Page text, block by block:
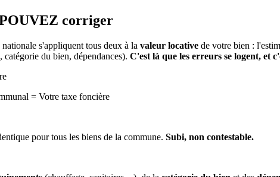
corriger
s'appliquent tous deux à la valeur locative de votre bien :
catégorie du bien, dépendances). C'est là que les erreurs se logent, et
= Votre taxe foncière
pour tous les biens de la commune. Subi, non contestable.